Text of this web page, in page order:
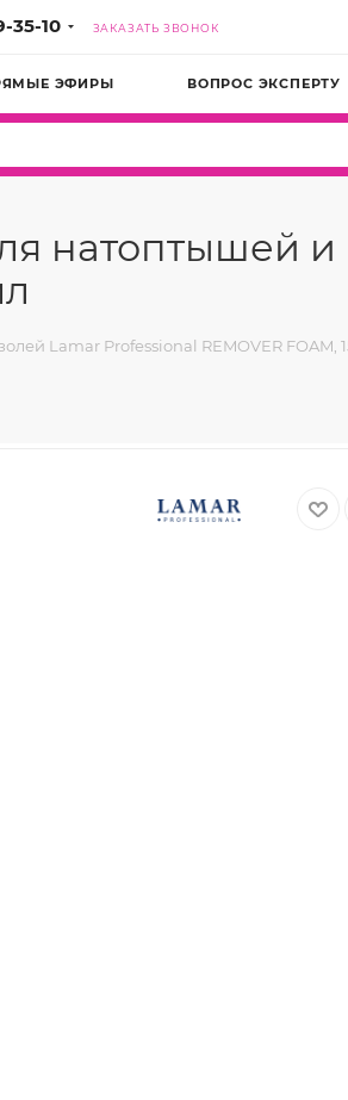
35-10 ЗАКАЗАТЬ ЗВОНОК
ЭФИРЫ ВОПРОС ЭКСПЕРТУ
натоптышей
Lamar Professional REMOVER FOAM,